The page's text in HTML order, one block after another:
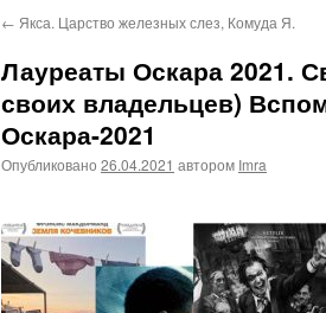
← Якса. Царство железных слез, Комуда Я.
Лауреаты Оскара 2021.
своих владельцев)
Оскара-2021
Опубликовано 26.04.2021 автором Imra